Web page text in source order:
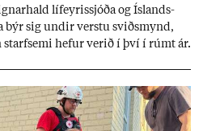
líf­eyr­is­sjóða og Ís­lands­
býr sig und­ir verstu sviðs­mynd,
hef­ur ver­ið í því í rúmt ár.